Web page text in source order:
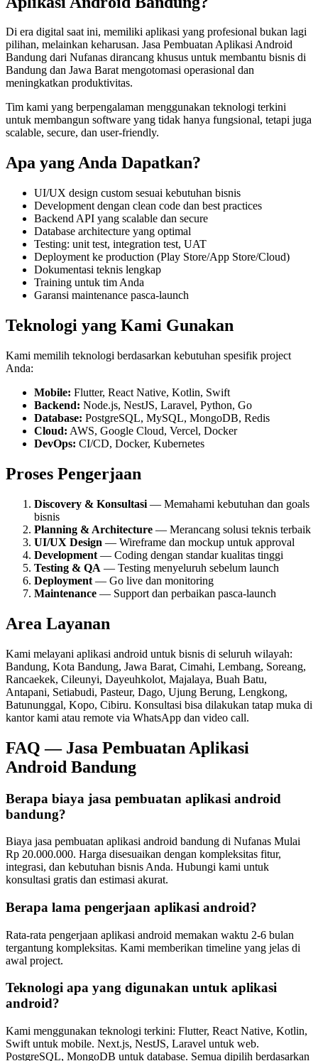
Di era digital saat ini, memiliki aplikasi yang profesional bukan lagi
pilihan, melainkan keharusan. Jasa Pembuatan Aplikasi Android
Bandung dari Nufanas dirancang khusus untuk membantu bisnis di
Bandung dan Jawa Baratmengotomasi operasional dan
meningkatkan produktivitas.
Tim kami yang berpengalaman menggunakan teknologi terkini
untuk membangun software yang tidak hanya fungsional, tetapi juga
scalable, secure, dan user-friendly.
Apa yang Anda Dapatkan?
UI/UX design custom sesuai kebutuhan bisnis
Development dengan clean code dan best practices
Backend API yang scalable dan secure
Database architecture yang optimal
Testing: unit test, integration test, UAT
Deployment ke production (Play Store/App Store/Cloud)
Dokumentasi teknis lengkap
Training untuk tim Anda
Garansi maintenance pasca-launch
Teknologi yang Kami Gunakan
Kami memilih teknologi berdasarkan kebutuhan spesifik project
Anda:
Mobile: Flutter, React Native, Kotlin, Swift
Backend: Node.js, NestJS, Laravel, Python, Go
Database: PostgreSQL, MySQL, MongoDB, Redis
Cloud: AWS, Google Cloud, Vercel, Docker
DevOps: CI/CD, Docker, Kubernetes
Proses Pengerjaan
Discovery & Konsultasi — Memahami kebutuhan dan goals
bisnis
Planning & Architecture — Merancang solusi teknis terbaik
UI/UX Design — Wireframe dan mockup untuk approval
Development — Coding dengan standar kualitas tinggi
Testing & QA — Testing menyeluruh sebelum launch
Deployment — Go live dan monitoring
Maintenance — Support dan perbaikan pasca-launch
Area Layanan
Kami melayani aplikasi android untuk bisnis di seluruh wilayah:
Bandung, Kota Bandung, Jawa Barat, Cimahi, Lembang, Soreang,
Rancaekek, Cileunyi, Dayeuhkolot, Majalaya, Buah Batu,
Antapani, Setiabudi, Pasteur, Dago, Ujung Berung, Lengkong,
Batununggal, Kopo, Cibiru. Konsultasi bisa dilakukan tatap muka di
kantor kami atau remote via WhatsApp dan video call.
FAQ — Jasa Pembuatan Aplikasi
Android Bandung
Berapa biaya jasa pembuatan aplikasi android
bandung?
Biaya jasa pembuatan aplikasi android bandung di Nufanas Mulai
Rp 20.000.000. Harga disesuaikan dengan kompleksitas fitur,
integrasi, dan kebutuhan bisnis Anda. Hubungi kami untuk
konsultasi gratis dan estimasi akurat.
Berapa lama pengerjaan aplikasi android?
Rata-rata pengerjaan aplikasi android memakan waktu 2-6 bulan
tergantung kompleksitas. Kami memberikan timeline yang jelas di
awal project.
Teknologi apa yang digunakan untuk aplikasi
android?
Kami menggunakan teknologi terkini: Flutter, React Native, Kotlin,
Swift untuk mobile. Next.js, NestJS, Laravel untuk web.
PostgreSQL, MongoDB untuk database. Semua dipilih berdasarkan